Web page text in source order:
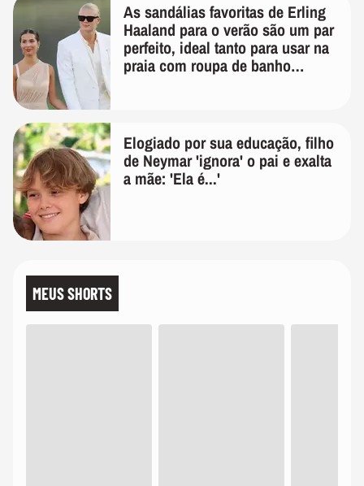
As sandálias favoritas de Erling
Haaland para o verão são um par
perfeito, ideal tanto para usar na
praia com roupa de banho
Elogiado por sua educação, filho
de Neymar 'ignora' o pai e exalta
a mãe: 'Ela é...'
MEUS SHORTS